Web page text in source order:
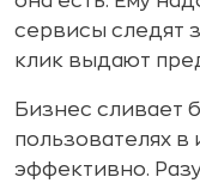
сервисы следят
клик выдают
Бизнес сливает
пользователях в
эффективно.